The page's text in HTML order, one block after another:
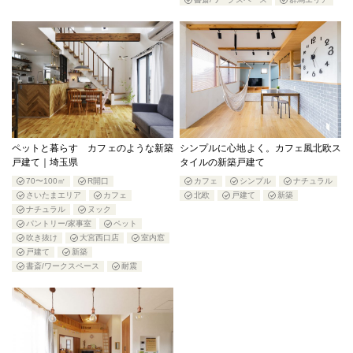
ペットと暮らす カフェのような新築
戸建て｜埼玉県
70〜100㎡
R開口
さいたまエリア
カフェ
ナチュラル
ヌック
パントリー/家事室
ペット
吹き抜け
大宮西口店
室内窓
戸建て
新築
書斎/ワークスペース
耐震
シンプルに心地よく。カフェ風北欧ス
タイルの新築戸建て
カフェ シンプル
ナチュラル
北欧
戸建て 新築